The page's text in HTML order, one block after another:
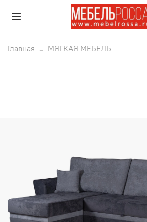
Главная МЯГКАЯ МЕБЕЛЬ